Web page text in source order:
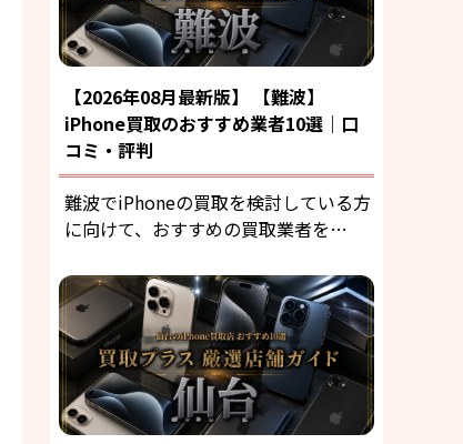
【2026年08月最新版】 【難波】
iPhone買取のおすすめ業者10選｜口
コミ・評判
難波でiPhoneの買取を検討している方
に向けて、おすすめの買取業者を…